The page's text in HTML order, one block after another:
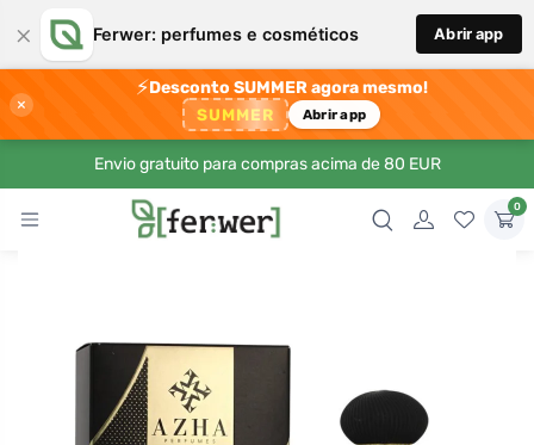
× Ferwer: perfumes e cosméticos Abrir app
×
⚡Desconto SUMMER agora mesmo!
SUMMER Abrir app
Envio gratuito para compras acima de 80 EUR
0